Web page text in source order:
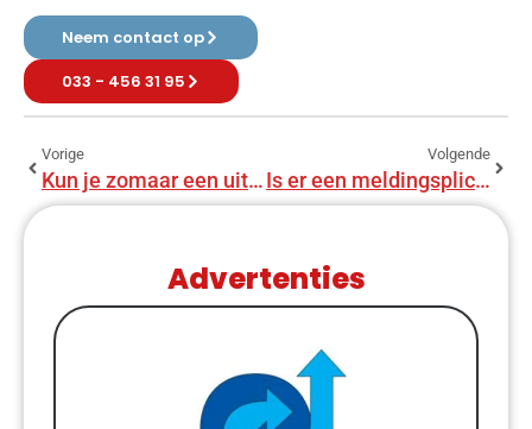
Neem contact op
033 - 456 31 95
Vorige
Kun je zomaar een uitbouw plaatsen?
Volgende
Is er een meldingsplicht voor een aanbouw?
Advertenties